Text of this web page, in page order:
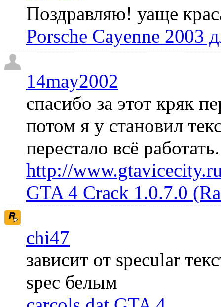
Поздравляю! уаще
Porsche Cayenne 2003
14may2002
спасибо за этот кряк
потом я у становил
перестало всё
http://
GTA 4 Crack 1.0.7.0
chi47
зависит от specular
spec белым